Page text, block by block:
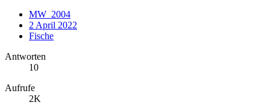
MW_2004
2 April 2022
Fische
Antworten
10
Aufrufe
2K